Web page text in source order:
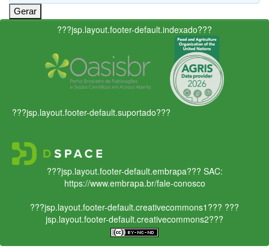
???jsp.layout.footer-default.indexado???
???jsp.layout.footer-default.suportado???
???jsp.layout.footer-default.embrapa??? SAC:
https://www.embrapa.br/fale-conosco
???jsp.layout.footer-default.creativecommons1??? ???
jsp.layout.footer-default.creativecommons2???